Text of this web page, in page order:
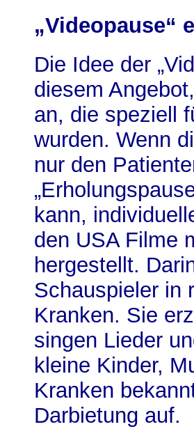
„Videopause“
Die Idee der
diesem
an, die speziell
wurden. Wenn
nur den
kann,
den USA Filme
hergestellt.
Schauspieler in
Kranken. Sie
singen Lieder
kleine Kinder,
Kranken
Darbietung auf.